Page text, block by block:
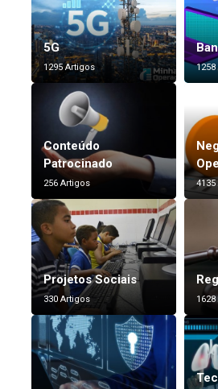
5G
1295 Artigos
Conteúdo
Patrocinado
256 Artigos
Projetos Sociais
330 Artigos